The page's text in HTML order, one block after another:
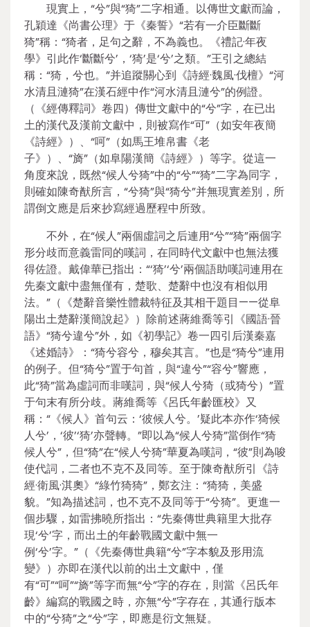
現實上，“兮”與“猗”二字相通。以傳世文獻而論，
孔穎達《尚書公理》于《秦誓》“若有一介臣斷斷
猗”稱：“猗者，足句之辭，不為義也。《禮記·年夜
學》引此作‘斷斷兮’，‘猗’是‘兮’之類。”王引之總結
稱：“猗，兮也。”并追蹤關心到《詩經·魏風·伐檀》“河
水清且漣猗”在漢石經中作“河水清且漣兮”的例證。
（《經傳釋詞》卷四）傳世文獻中的“兮”字，在已出
土的漢代及漢前文獻中，則被寫作“可”（如安年夜簡
《詩經》）、“呵”（如馬王堆帛書《老
子》）、“旖”（如阜陽漢簡《詩經》）等字。從這一
角度來說，既然“候人兮猗”中的“兮”“猗”二字為同字，
則確如陳奇猷所言，“兮猗”與“猗兮”并無現實差別，所
謂倒文應是后來抄寫經過歷程中所致。
不外，在“候人”兩個虛詞之后連用“兮”“猗”兩個字
形分歧而意義雷同的嘆詞，在同時代文獻中也無法獲
得佐證。戴偉華已指出：“‘猗’‘兮’兩個語助嘆詞連用在
先秦文獻中盡無僅有，楚歌、楚辭中也沒有相似用
法。”（《楚辭音樂性體裁特征及其相干題目——從阜
陽出土楚辭漢簡說起》）除前述蔣維喬等引《國語·晉
語》“猗兮違兮”外，如《初學記》卷一四引后漢秦嘉
《述婚詩》：“猗兮容兮，穆矣其言。”也是“猗兮”連用
的例子。但“猗兮”置于句首，與“違兮”“容兮”響應，
此“猗”當為虛詞而非嘆詞，與“候人兮猗（或猗兮）”置
于句末有所分歧。蔣維喬等《呂氏年齡匯校》又
稱：“《候人》首句云：‘彼候人兮。’疑此本亦作‘猗候
人兮’，‘彼’‘猗’亦聲轉。”即以為“候人兮猗”當倒作“猗
候人兮”，但“猗”在“候人兮猗”華夏為嘆詞，“彼”則為唆
使代詞，二者也不克不及同等。至于陳奇猷所引《詩
經·衛風·淇奧》“綠竹猗猗”，鄭玄注：“猗猗，美盛
貌。”知為描述詞，也不克不及同等于“兮猗”。更進一
個步驟，如雷拂曉所指出：“先秦傳世典籍里大批存
現‘兮’字，而出土的年齡戰國文獻中無一
例‘兮’字。”（《先秦傳世典籍“兮”字本貌及形用流
變》）亦即在漢代以前的出土文獻中，僅
有“可”“呵”“旖”等字而無“兮”字的存在，則當《呂氏年
齡》編寫的戰國之時，亦無“兮”字存在，其通行版本
中的“兮猗”之“兮”字，即應是衍文無疑。